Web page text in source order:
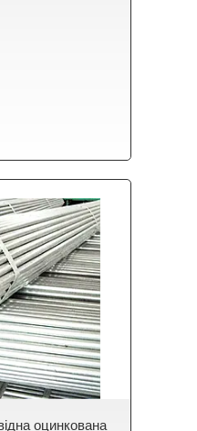
оцинкована